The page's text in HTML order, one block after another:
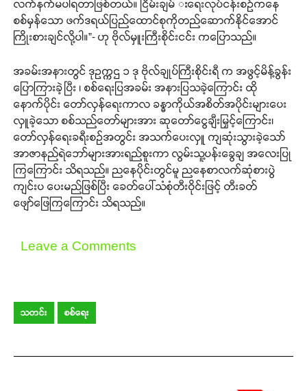
Your support keeps our voice
strong. Join us today and help
create a future where every story is
heard, every voice counts, and
justice can thrive.
Donate Now
လက်နက်မပါရတာဖြစ်တယ်။ ငြိမ်းချမ် းရေးလုပ်ငန်းစဉ်ကနေ
စစ်မှန်သော ဖက်ဒရယ်ပြည်ထောင်စုကိုတည်ဆောက်နိုင်အောင်
ကြိုးစားချင်လို့ပါ။”- ဟု ဗိုလ်မှူးကြီးစိုင်းငင်း ကပြောသည်။
အခမ်းအနားတွင် ဒုဥက္ကဌ ၁ ဒု ဗိုလ်ချုပ်ကြီးစိုင်းရီ က အဖွင့်မိန့်ခွန်း
ပြောကြားခဲ့ပြီး ၊ စစ်ရေးပြအခမ်း အနားပြသခဲ့ကြောင်း ထို
နောက်ပိုင်း တော်လှန်ရေးကာလ ခန္ဓာကိုယ်အစိတ်အပိုင်းများပေး
လှူခဲ့သော စစ်သည်တော်များအား ဆုတော်ငွေချီးမြှင့်ကြောင်း၊
တော်လှန်ရေးခရီးစဉ်အတွင်း အသက်ပေးလှူ ကျဆုံးသွားခဲ့သော်
အာဇာနည်ရဲဘော်များအားရည်စူးကာ လွမ်းသူ့ပန်းခွေချ အလေးပြု
ကြကြောင်း သိရသည်။ ညနေပိုင်းတွင်မူ ညနေစာလက်ဆုံစားပွဲ
ကျင်းပ ပေးမည်ဖြစ်ပြီး ခေတ်ပေါ်သံစုံတီးဝိုင်းဖြင့် တီးခတ်
ဖျော်ဖြေကြကြောင်း သိရသည်။
Leave a Comments
သတင်း စစ်ရေး